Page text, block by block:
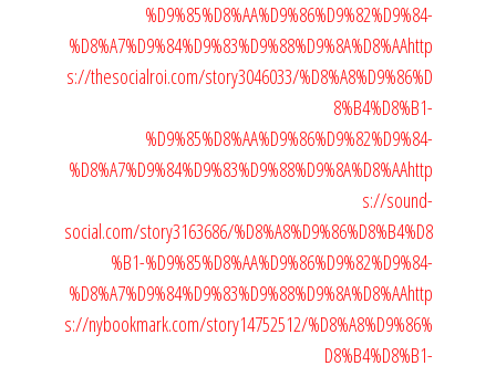
%D9%85%D8%AA%D9%86%D9%82%D9%84-
%D8%A7%D9%84%D9%83%D9%88%D9%8A%D8%AAhttp
s://thesocialroi.com/story3046033/%D8%A8%D9%86%D
8%B4%D8%B1-
%D9%85%D8%AA%D9%86%D9%82%D9%84-
%D8%A7%D9%84%D9%83%D9%88%D9%8A%D8%AAhttp
s://sound-
social.com/story3163686/%D8%A8%D9%86%D8%B4%D8
%B1-%D9%85%D8%AA%D9%86%D9%82%D9%84-
%D8%A7%D9%84%D9%83%D9%88%D9%8A%D8%AAhttp
s://nybookmark.com/story14752512/%D8%A8%D9%86%
D8%B4%D8%B1-